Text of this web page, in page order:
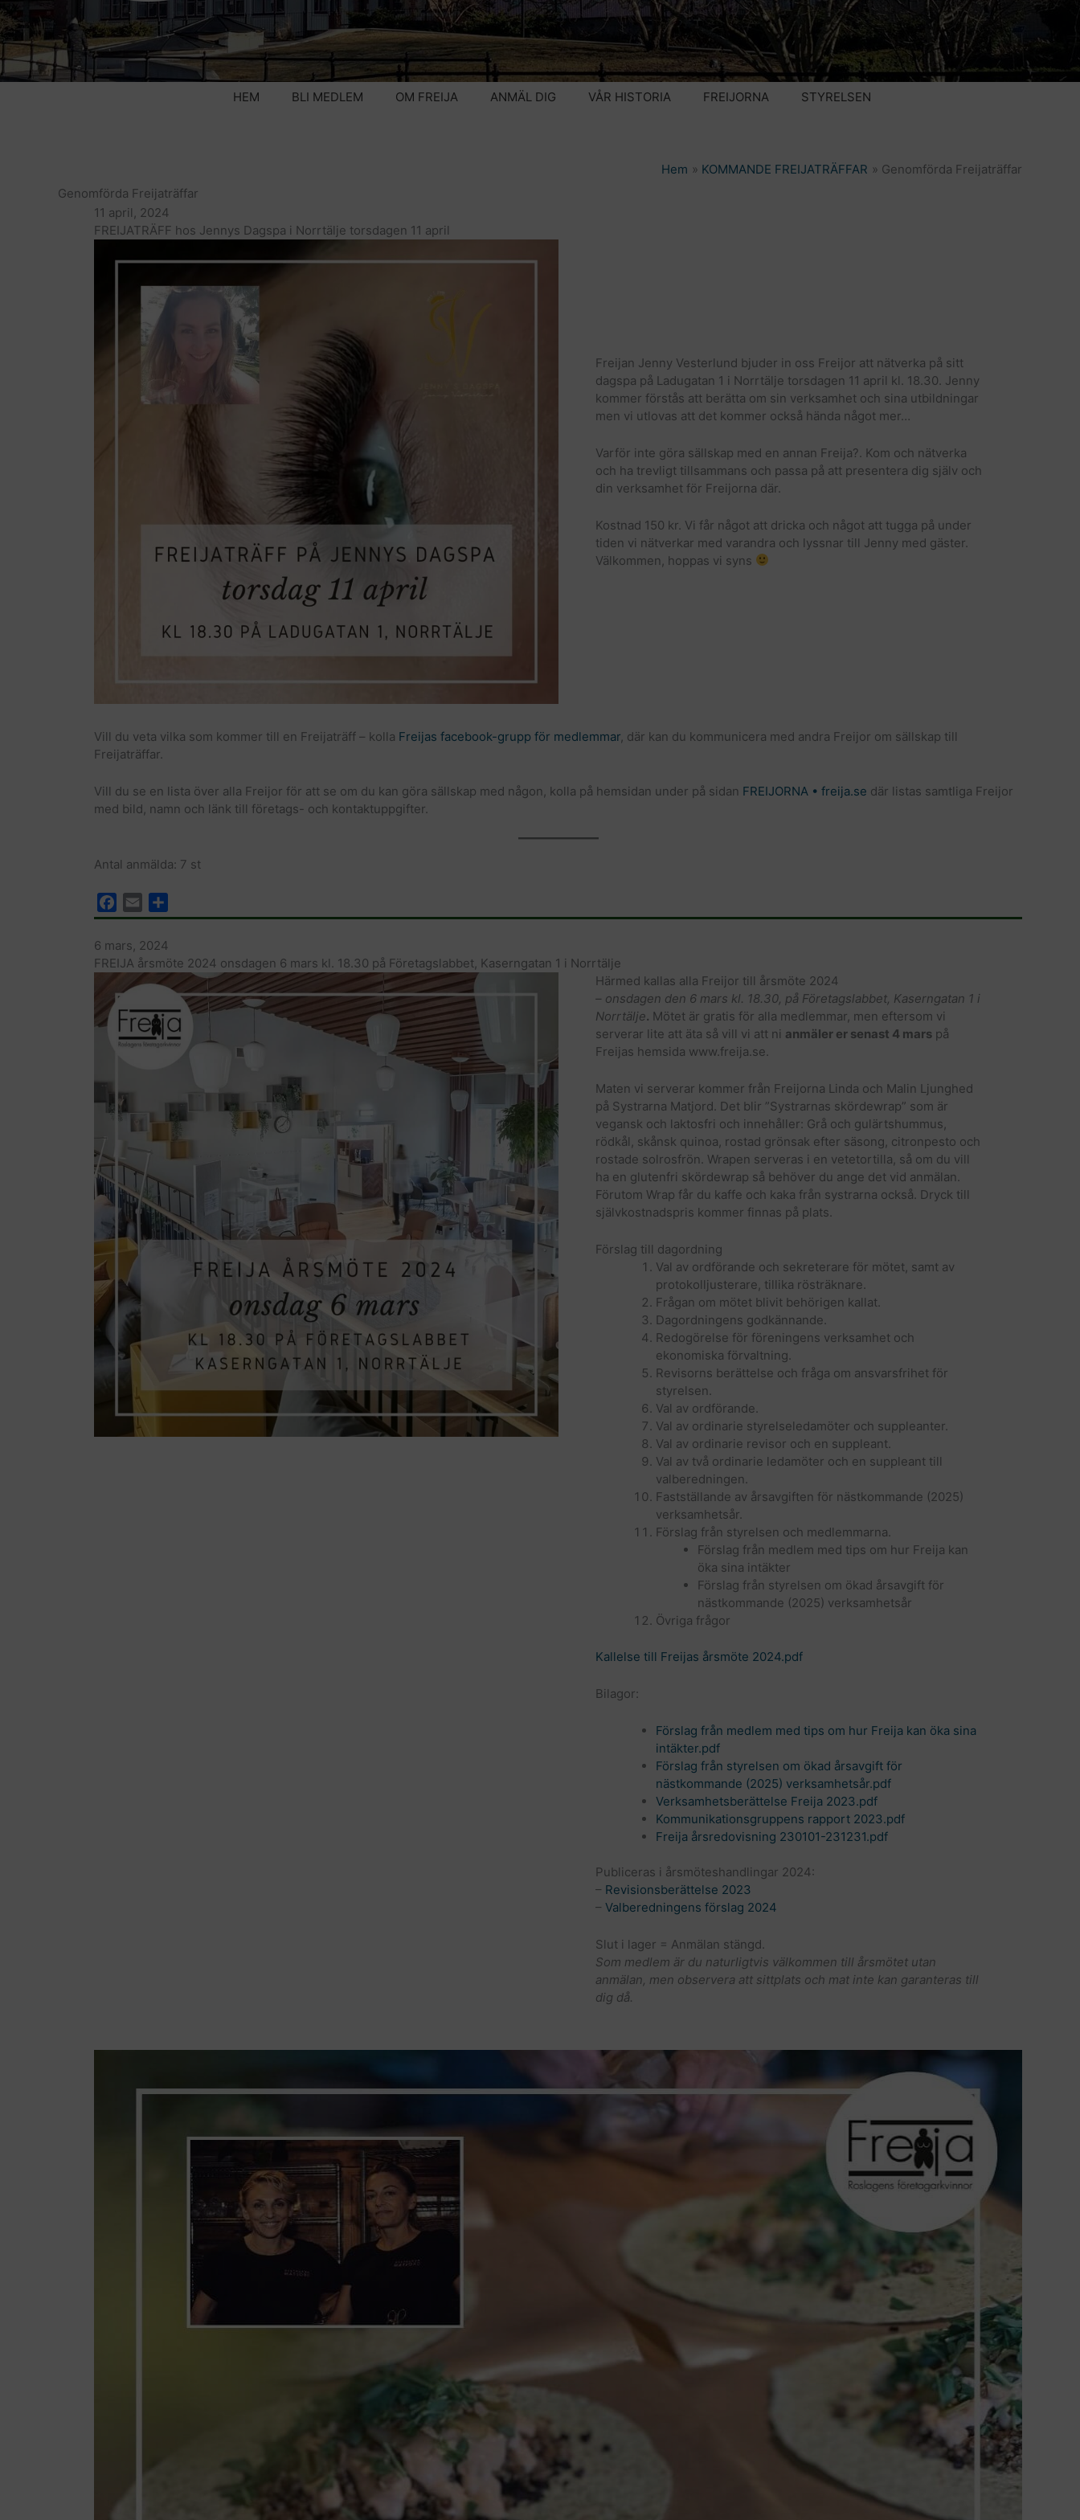
HEM BLI MEDLEM OM FREIJA ANMÄL DIG VÅR HISTORIA FREIJORNA STYRELSEN
Hem KOMMANDE FREIJATRÄFFAR
Genomförda Freijaträffar
Genomförda Freijaträffar
11 april, 2024
FREIJATRÄFF hos Jennys Dagspa i Norrtälje torsdagen 11 april
Freijan Jenny Vesterlund bjuder in oss Freijor att nätverka på sitt
dagspa på Ladugatan 1 i Norrtälje torsdagen 11 april kl. 18.30. Jenny
kommer förstås att berätta om sin verksamhet och sina utbildningar
men vi utlovas att det kommer också hända något mer…
Varför inte göra sällskap med en annan Freija?. Kom och nätverka
och ha trevligt tillsammans och passa på att presentera dig själv och
din verksamhet för Freijorna där.
Kostnad 150 kr. Vi får något att dricka och något att tugga på under
tiden vi nätverkar med varandra och lyssnar till Jenny med gäster.
Välkommen, hoppas vi syns
Vill du veta vilka som kommer till en Freijaträff – kolla Freijas facebook-grupp för medlemmar , där kan du kommunicera med andra Freijor om sällskap till
Freijaträffar.
Vill du se en lista över alla Freijor för att se om du kan göra sällskap med någon, kolla på hemsidan under på sidan FREIJORNA • freija.se där listas samtliga Freijor
med bild, namn och länk till företags- och kontaktuppgifter.
Antal anmälda: 7 st
a
c
e
o
o
k
m
a
i
e
a
6 mars, 2024
FREIJA årsmöte 2024 onsdagen 6 mars kl. 18.30 på Företagslabbet, Kaserngatan 1 i Norrtälje
Härmed kallas alla Freijor till årsmöte 2024
– onsdagen den 6 mars kl. 18.30, på Företagslabbet, Kaserngatan 1 i
Norrtälje. Mötet är gratis för alla medlemmar, men eftersom vi
serverar lite att äta så vill vi att ni anmäler er senast 4 marspå
Freijas hemsida www.freija.se.
Maten vi serverar kommer från Freijorna Linda och Malin Ljunghed
på Systrarna Matjord. Det blir ”Systrarnas skördewrap” som är
vegansk och laktosfri och innehåller: Grå och gulärtshummus,
rödkål, skånsk quinoa, rostad grönsak efter säsong, citronpesto och
rostade solrosfrön. Wrapen serveras i en vetetortilla, så om du vill
ha en glutenfri skördewrap så behöver du ange det vid anmälan.
Förutom Wrap får du kaffe och kaka från systrarna också. Dryck till
självkostnadspris kommer finnas på plats.
Förslag till dagordning
Val av ordförande och sekreterare för mötet, samt av
protokolljusterare, tillika rösträknare.
Frågan om mötet blivit behörigen kallat.
Dagordningens godkännande.
Redogörelse för föreningens verksamhet och
ekonomiska förvaltning.
Revisorns berättelse och fråga om ansvarsfrihet för
styrelsen.
Val av ordförande.
Val av ordinarie styrelseledamöter och suppleanter.
Val av ordinarie revisor och en suppleant.
Val av två ordinarie ledamöter och en suppleant till
valberedningen.
Fastställande av årsavgiften för nästkommande (2025)
verksamhetsår.
Förslag från styrelsen och medlemmarna.
Förslag från medlem med tips om hur Freija kan
öka sina intäkter
Förslag från styrelsen om ökad årsavgift för
nästkommande (2025) verksamhetsår
Övriga frågor
Kallelse till Freijas årsmöte 2024.pdf
Bilagor:
Förslag från medlem med tips om hur Freija kan öka sina
intäkter.pdf
Förslag från styrelsen om ökad årsavgift för
nästkommande (2025) verksamhetsår.pdf
Verksamhetsberättelse Freija 2023.pdf
Kommunikationsgruppens rapport 2023.pdf
Freija årsredovisning 230101-231231.pdf
Publiceras i årsmöteshandlingar 2024:
– Revisionsberättelse 2023
– Valberedningens förslag 2024
Slut i lager = Anmälan stängd.
Som medlem är du naturligtvis välkommen till årsmötet utan
anmälan, men observera att sittplats och mat inte kan garanteras till
dig då.